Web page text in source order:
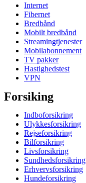
Internet
Fibernet
Bredbånd
Mobilt bredbånd
Streamingtjenester
Mobilabonnement
TV pakker
Hastighedstest
VPN
Forsiking
Indboforsikring
Ulykkesforsikring
Rejseforsikring
Bilforsikring
Livsforsikring
Sundhedsforsikring
Erhvervsforsikring
Hundeforsikring